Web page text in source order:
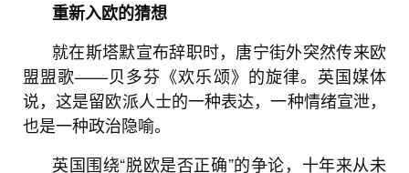
重新入欧的猜想
就在斯塔默宣布辞职时，唐宁街外突然传来欧
盟盟歌——贝多芬《欢乐颂》的旋律。英国媒体
说，这是留欧派人士的一种表达，一种情绪宣泄，
也是一种政治隐喻。
英国围绕“脱欧是否正确”的争论，十年来从未